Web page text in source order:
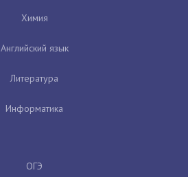
Химия
Английский язык
Литература
Информатика
ОГЭ